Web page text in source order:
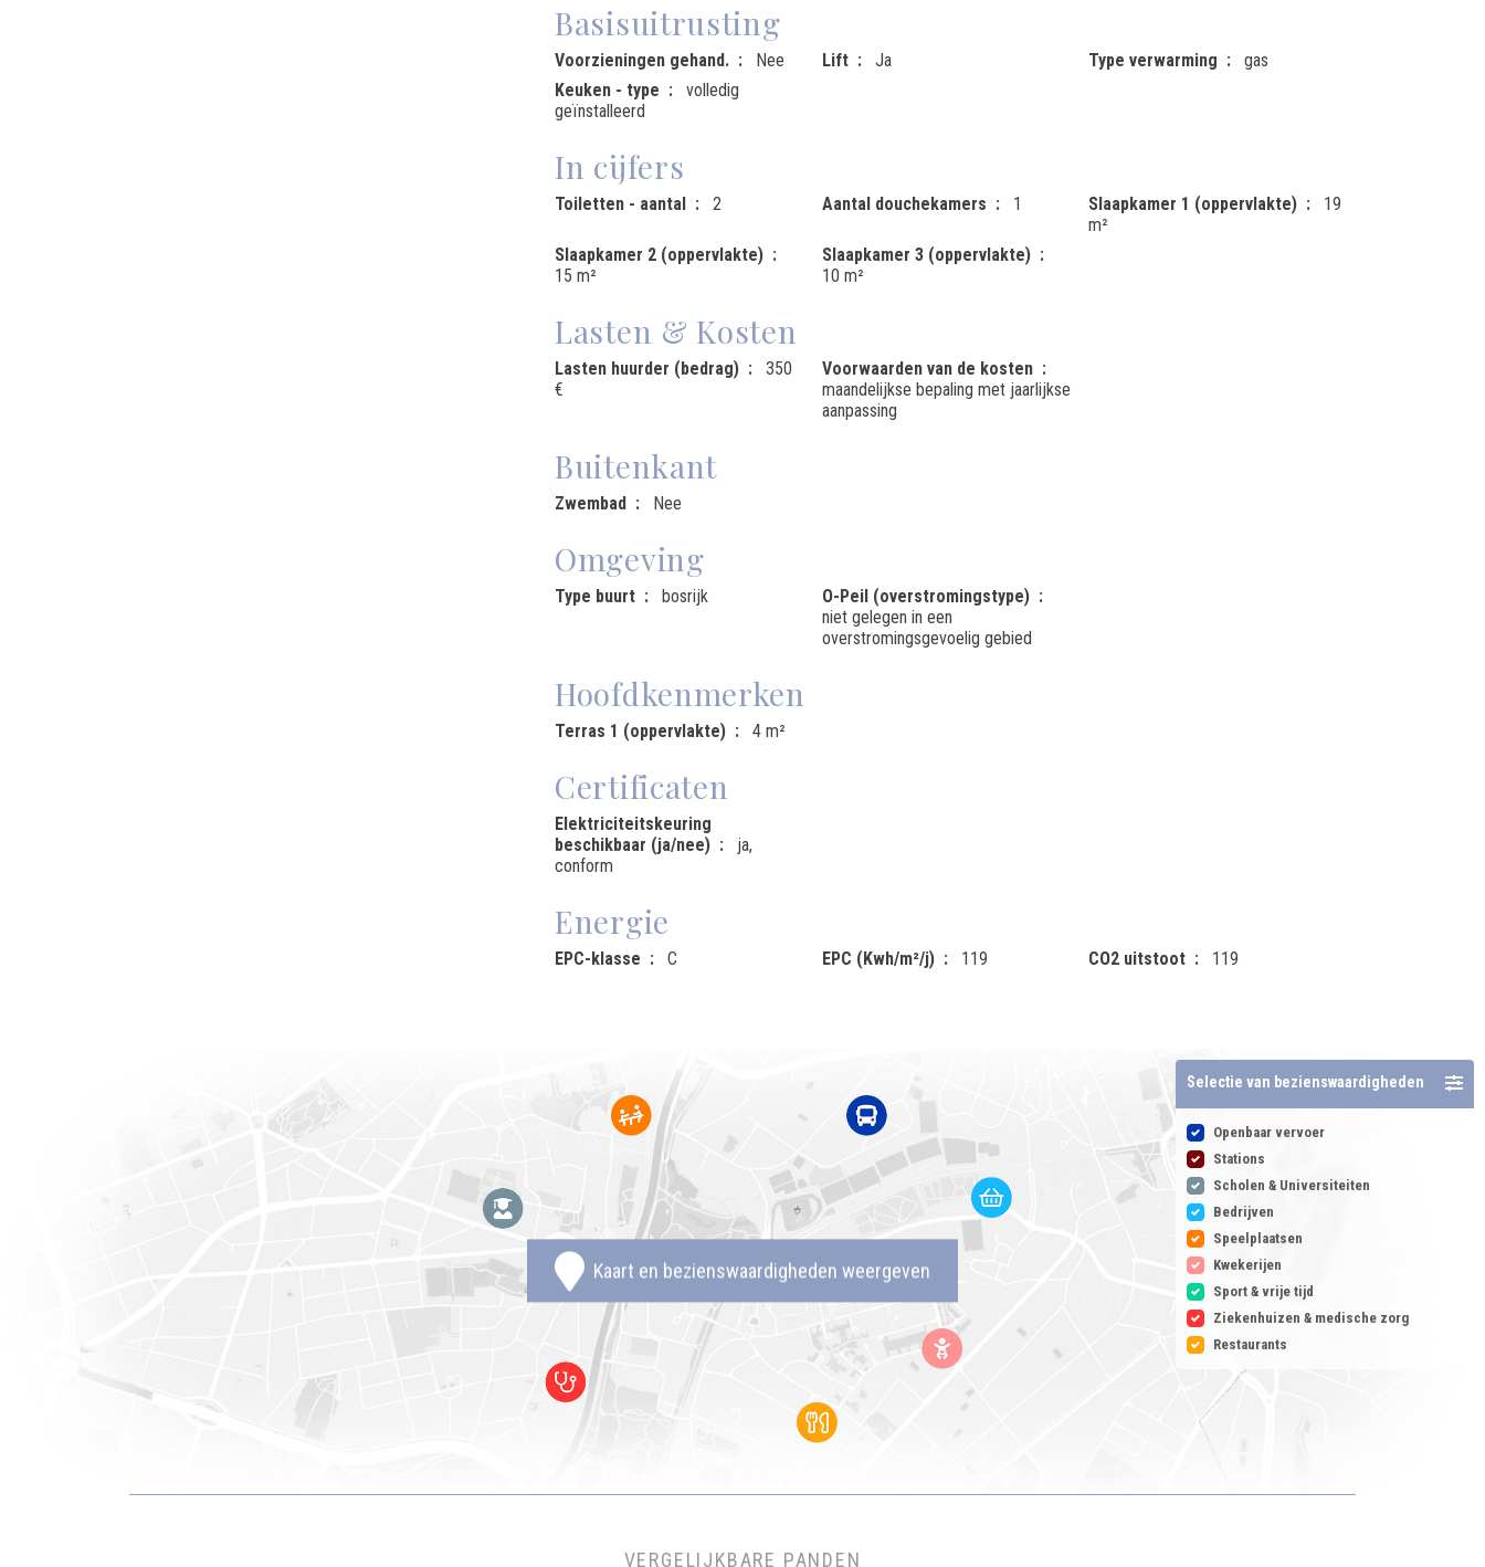
Basisuitrusting
Voorzieningen gehand. Nee Lift Ja Type verwarming
gas
Keuken - type
volledig
geïnstalleerd
In cijfers
Toiletten - aantal 2 Aantal douchekamers 1 Slaapkamer 1 (oppervlakte)
19
m²
Slaapkamer 2 (oppervlakte)
15 m²
Slaapkamer 3 (oppervlakte)
10 m²
Lasten & Kosten
Lasten huurder (bedrag)
350
€
Voorwaarden van de kosten
maandelijkse bepaling met jaarlijkse
aanpassing
Buitenkant
Zwembad Nee
Omgeving
Type buurt bosrijk
O-Peil (overstromingstype)
niet gelegen in een
overstromingsgevoelig gebied
Hoofdkenmerken
Terras 1 (oppervlakte) 4 m²
Certificaten
Elektriciteitskeuring
beschikbaar (ja/nee)
ja,
conform
Energie
EPC-klasse C EPC (Kwh/m²/j) 119 CO2 uitstoot 119
Selectie van bezienswaardigheden
Openbaar vervoer
Stations
Scholen & Universiteiten
Bedrijven
Speelplaatsen
Kwekerijen
Sport & vrije tijd
Ziekenhuizen & medische zorg
Restaurants
Kaart en bezienswaardigheden weergeven
VERGELIJKBARE PANDEN